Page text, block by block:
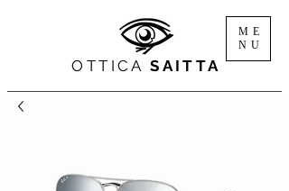
OTTICASAITTA
ME
NU